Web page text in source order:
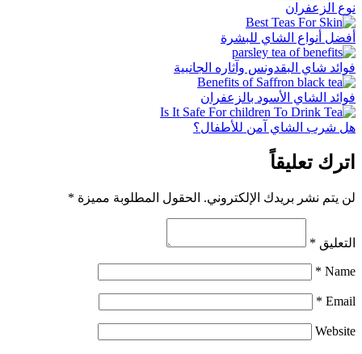
نوع الزعفران
أفضل أنواع الشاي للبشرة
فوائد شاي البقدونس وآثاره الجانبية
فوائد الشاي الأسود بالزعفران
هل شرب الشاي آمن للأطفال؟
اترك تعليقاً
لن يتم نشر بريدك الإلكتروني. الحقول المطلوبة مميزة *
التعليق *
Name
*
Email
*
Website